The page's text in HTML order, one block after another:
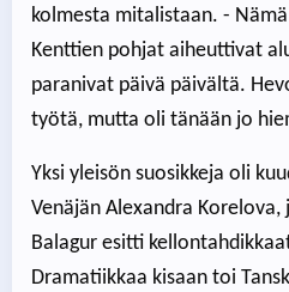
kolmesta mitalistaan. -
Kenttien pohjat aiheuttivat
paranivat päivä päivältä.
työtä, mutta oli tänään jo
Yksi yleisön suosikkeja oli
Venäjän Alexandra
Balagur esitti
Dramatiikkaa kisaan toi